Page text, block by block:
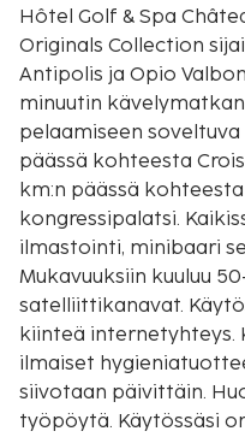
Hôtel Golf & Spa
Originals Collection
Antipolis ja Opio
minuutin kävelymatkan päässä.
pelaamiseen soveltuva
päässä kohteesta
km:n päässä
kongressipalatsi.
ilmastointi, minibaari
Mukavuuksiin kuuluu
satelliittikanavat.
kiinteä internetyhteys.
ilmaiset
siivotaan päivittäin.
työpöytä. Käytössäsi on ympäri vuorokauden auki